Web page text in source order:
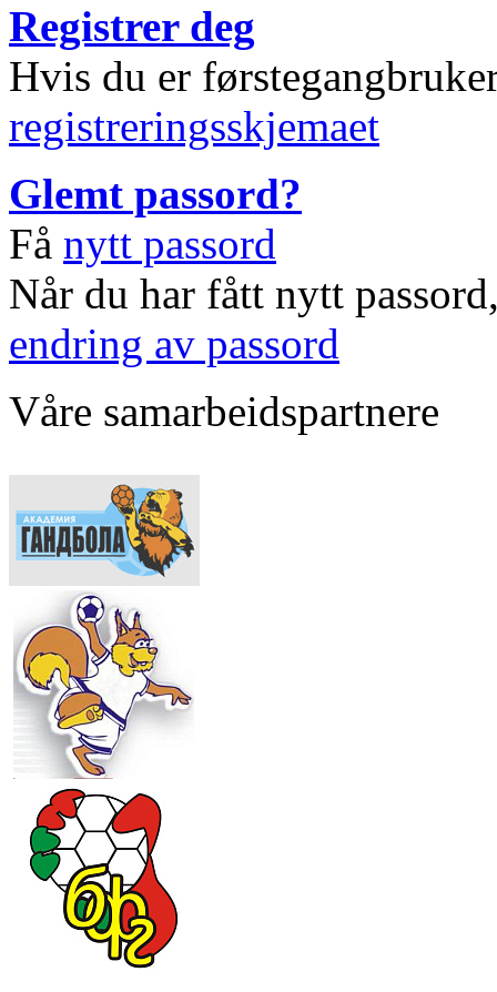
Registrer deg
Hvis du er
registreringsskjemaet
Glemt passord?
Få nytt passord
Når du har fått nytt
endring av passord
Våre samarbeidspartnere